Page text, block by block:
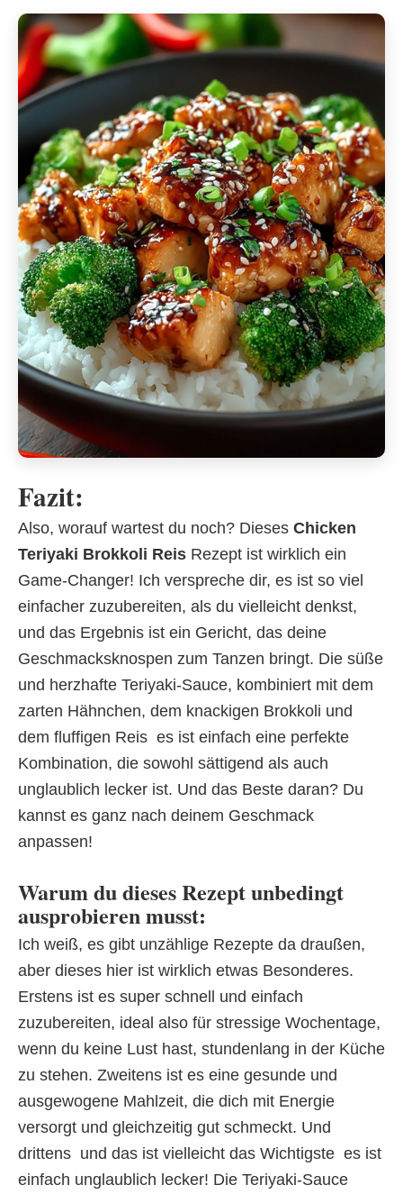
Fazit:
Also, worauf wartest du noch? Dieses Chicken
Teriyaki Brokkoli Reis Rezept ist wirklich ein
Game-Changer! Ich verspreche dir, es ist so viel
einfacher zuzubereiten, als du vielleicht denkst,
und das Ergebnis ist ein Gericht, das deine
Geschmacksknospen zum Tanzen bringt. Die süße
und herzhafte Teriyaki-Sauce, kombiniert mit dem
zarten Hähnchen, dem knackigen Brokkoli und
dem fluffigen Reis  es ist einfach eine perfekte
Kombination, die sowohl sättigend als auch
unglaublich lecker ist. Und das Beste daran? Du
kannst es ganz nach deinem Geschmack
anpassen!
Warum du dieses Rezept unbedingt
ausprobieren musst:
Ich weiß, es gibt unzählige Rezepte da draußen,
aber dieses hier ist wirklich etwas Besonderes.
Erstens ist es super schnell und einfach
zuzubereiten, ideal also für stressige Wochentage,
wenn du keine Lust hast, stundenlang in der Küche
zu stehen. Zweitens ist es eine gesunde und
ausgewogene Mahlzeit, die dich mit Energie
versorgt und gleichzeitig gut schmeckt. Und
drittens  und das ist vielleicht das Wichtigste  es ist
einfach unglaublich lecker! Die Teriyaki-Sauce